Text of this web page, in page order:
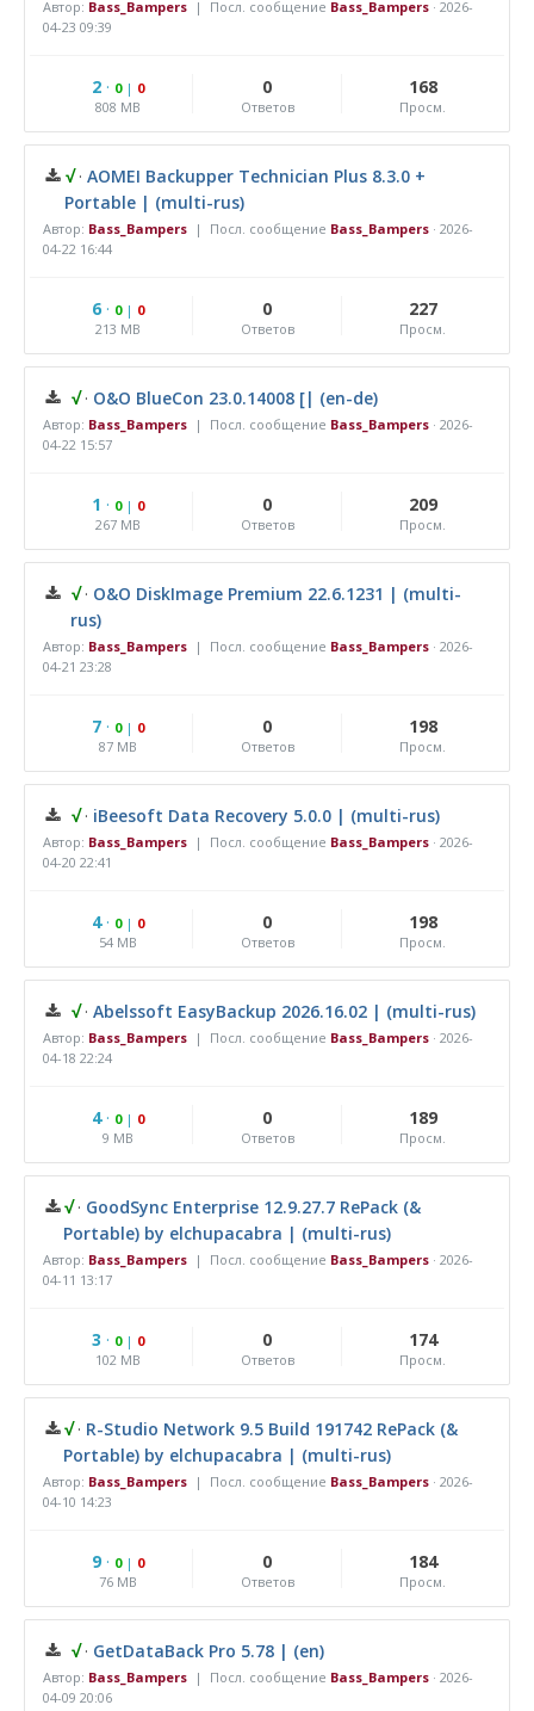
Автор: Bass_Bampers | Посл. сообщение Bass_Bampers · 2026-
04-23 09:39
2· 0| 0
808 MB
0
Ответов
168
Просм.
√ · AOMEI Backupper Technician Plus 8.3.0 +
Portable | (multi-rus)
Автор: Bass_Bampers | Посл. сообщение Bass_Bampers · 2026-
04-22 16:44
6· 0| 0
213 MB
0
Ответов
227
Просм.
√ · O&O BlueCon 23.0.14008 [| (en-de)
Автор: Bass_Bampers | Посл. сообщение Bass_Bampers · 2026-
04-22 15:57
1 · 0| 0
267 MB
0
Ответов
209
Просм.
√ · O&O DiskImage Premium 22.6.1231 | (multi-
rus)
Автор: Bass_Bampers | Посл. сообщение Bass_Bampers · 2026-
04-21 23:28
7· 0| 0
87 MB
0
Ответов
198
Просм.
√ · iBeesoft Data Recovery 5.0.0 | (multi-rus)
Автор: Bass_Bampers | Посл. сообщение Bass_Bampers · 2026-
04-20 22:41
4· 0| 0
54 MB
0
Ответов
198
Просм.
√ · Abelssoft EasyBackup 2026.16.02 | (multi-rus)
Автор: Bass_Bampers | Посл. сообщение Bass_Bampers · 2026-
04-18 22:24
4· 0| 0
9 MB
0
Ответов
189
Просм.
√ · GoodSync Enterprise 12.9.27.7 RePack (&
Portable) by elchupacabra | (multi-rus)
Автор: Bass_Bampers | Посл. сообщение Bass_Bampers · 2026-
04-11 13:17
3 · 0| 0
102 MB
0
Ответов
174
Просм.
√ · R-Studio Network 9.5 Build 191742 RePack (&
Portable) by elchupacabra | (multi-rus)
Автор: Bass_Bampers | Посл. сообщение Bass_Bampers · 2026-
04-10 14:23
9· 0| 0
76 MB
0
Ответов
184
Просм.
√ · GetDataBack Pro 5.78 | (en)
Автор: Bass_Bampers | Посл. сообщение Bass_Bampers · 2026-
04-09 20:06